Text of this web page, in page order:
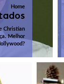
Home
Christian
Melhor